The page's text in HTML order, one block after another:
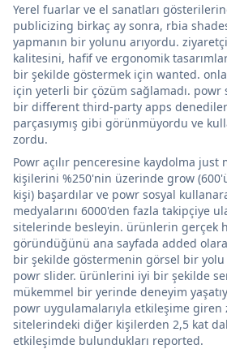
Yerel fuarlar ve el sanatları
publicizing birkaç ay sonra, rbia
yapmanın bir yolunu arıyordu.
kalitesini, hafif ve ergonomik
bir şekilde göstermek için wanted.
için yeterli bir çözüm sağlamadı. powr
bir different third-party apps
parçasıymış gibi görünmüyordu ve
zordu.
Powr açılır penceresine kaydolma
kişilerini %250'nin üzerinde grow
kişi) başardılar ve powr sosyal
medyalarını 6000'den fazla takipçiye
sitelerinde besleyin. ürünlerin gerçek
göründüğünü ana sayfada added
bir şekilde göstermenin görsel bir
powr slider. ürünlerini iyi bir şekilde
mükemmel bir yerinde deneyim
powr uygulamalarıyla etkileşime
sitelerindeki diğer kişilerden 2,5 kat
etkileşimde bulundukları reported.